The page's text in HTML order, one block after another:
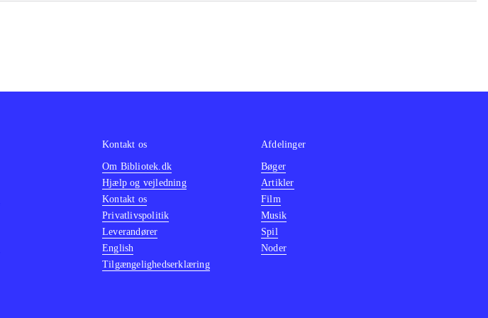
Kontakt os
Om Bibliotek.dk
Hjælp og vejledning
Kontakt os
Privatlivspolitik
Leverandører
English
Tilgængelighedserklæring
Afdelinger
Bøger
Artikler
Film
Musik
Spil
Noder